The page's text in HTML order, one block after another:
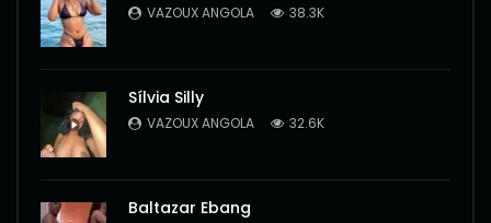
VAZOUX ANGOLA 38.3K
Sílvia Silly
VAZOUX ANGOLA 32.6K
Baltazar Ebang